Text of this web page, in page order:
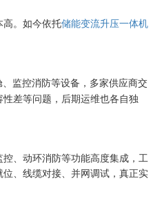
高。如今依托储能变流升压一体机
监控消防等设备，多家供应商交
差等问题，后期运维也各自独
、动环消防等功能高度集成，工
、线缆对接、并网调试，真正实